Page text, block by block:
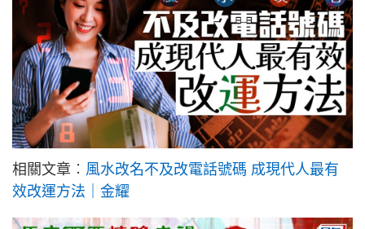
相關文章︰ 風水改名不及改電話號碼 成現代人最有
效改運方法｜金耀